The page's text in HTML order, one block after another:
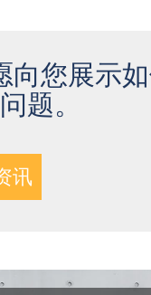
您展示
题。
讯